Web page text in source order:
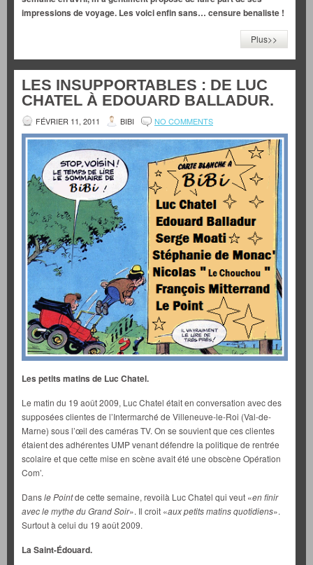
impressions de voyage. Les voici enfin sans… censure benaliste !
Plus>>
LES INSUPPORTABLES : DE LUC
CHATEL À EDOUARD BALLADUR.
FÉVRIER 11, 2011 BIBI NO COMMENTS
Les petits matins de Luc Chatel.
Le matin du 19 août 2009, Luc Chatel était en conversation avec des
supposées clientes de l’Intermarché de Villeneuve-le-Roi (Val-de-
Marne) sous l’œil des caméras TV. On se souvient que ces clientes
étaient des adhérentes UMP venant défendre la politique de rentrée
scolaire et que cette mise en scène avait été une obscène Opération
Com’.
Dansle Pointde cette semaine, revoilà Luc Chatel qui veut «en finir
avec le mythe du Grand Soir». Il croit «aux petits matins quotidiens».
Surtout à celui du 19 août 2009.
La Saint-Édouard.